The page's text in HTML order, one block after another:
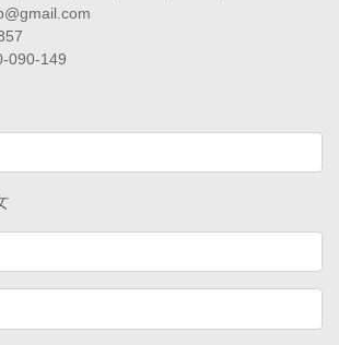
090-149